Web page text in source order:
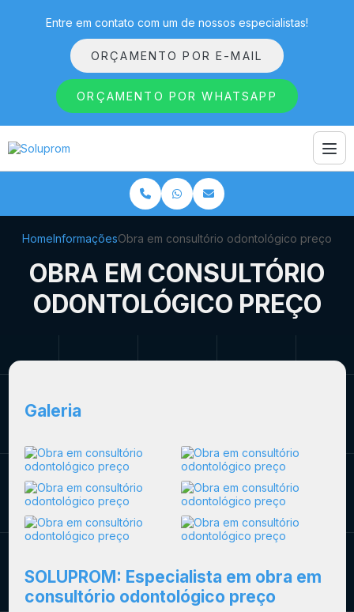
Entre em contato com um de nossos especialistas!
ORÇAMENTO POR E-MAIL
ORÇAMENTO POR WHATSAPP
HomeInformaçõesObra em consultório odontológico preço
OBRA EM CONSULTÓRIO
ODONTOLÓGICO PREÇO
Galeria
SOLUPROM: Especialista em obra em
consultório odontológico preço